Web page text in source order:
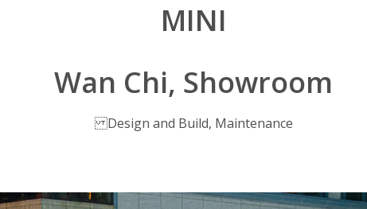
MINI
Wan Chi, Showroom
Design and Build, Maintenance